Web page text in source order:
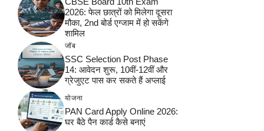
2026: फेल छात्रों को मिलेगा दूसरा
मौका, 2nd बोर्ड एग्जाम में हो सकेंगे
शामिल
जॉब
SSC Selection Post Phase
14: आवेदन शुरू, 10वीं-12वीं और
ग्रेजुएट पास कर सकते हैं अप्लाई
योजना
PAN Card Apply Online 2026:
घर बैठे पैन कार्ड कैसे बनाएं